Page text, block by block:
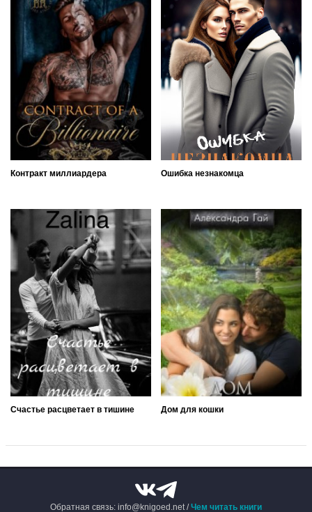
Контракт миллиардера Ошибка незнакомца
Счастье расцветает в тишине Дом для кошки
Обратная связь: info@knigoed.net /Чем читать книги